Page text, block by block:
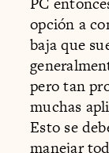
opción a
baja que
pero tan
muchas
Esto se
manejar